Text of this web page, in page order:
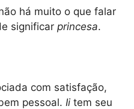
há muito o que falar
significar princesa.
com satisfação,
pessoal. Ii tem seu